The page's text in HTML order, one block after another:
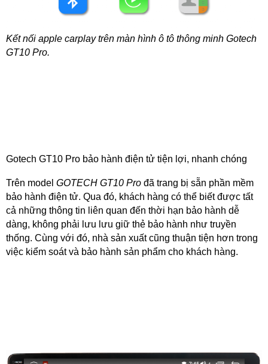
Kết nối apple carplay trên màn hình ô tô thông minh Gotech
GT10 Pro.
Gotech GT10 Pro bảo hành điện tử tiện lợi, nhanh chóng
Trên model GOTECH GT10 Pro đã trang bị sẵn phần mềm
bảo hành điện tử. Qua đó, khách hàng có thể biết được tất
cả những thông tin liên quan đến thời hạn bảo hành dễ
dàng, không phải lưu lưu giữ thẻ bảo hành như truyền
thống. Cùng với đó, nhà sản xuất cũng thuận tiện hơn trong
việc kiểm soát và bảo hành sản phẩm cho khách hàng.